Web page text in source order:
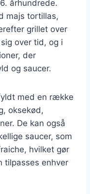
århundrede.
majs tortillas,
grillet over
over tid, og i
der
og saucer.
med en række
oksekød,
De kan også
saucer, som
hvilket gør
tilpasses enhver